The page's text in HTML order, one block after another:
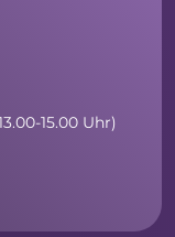
15.00 Uhr)